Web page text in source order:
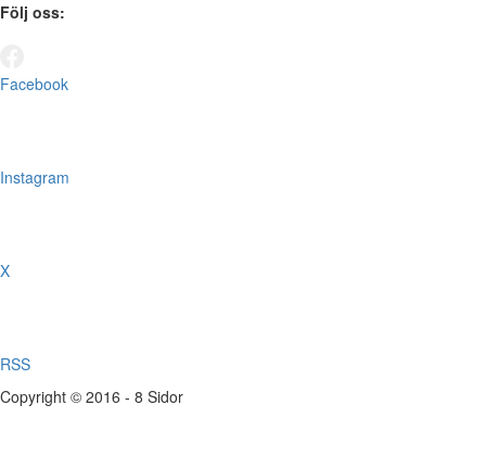
Följ oss:
Facebook
Instagram
X
RSS
Copyright © 2016 - 8 Sidor